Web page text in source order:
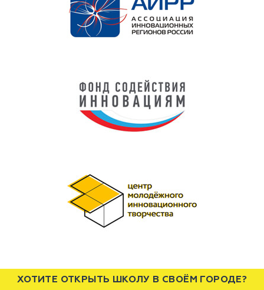
ХОТИТЕ ОТКРЫТЬ ШКОЛУ В СВОЁМ ГОРОДЕ?